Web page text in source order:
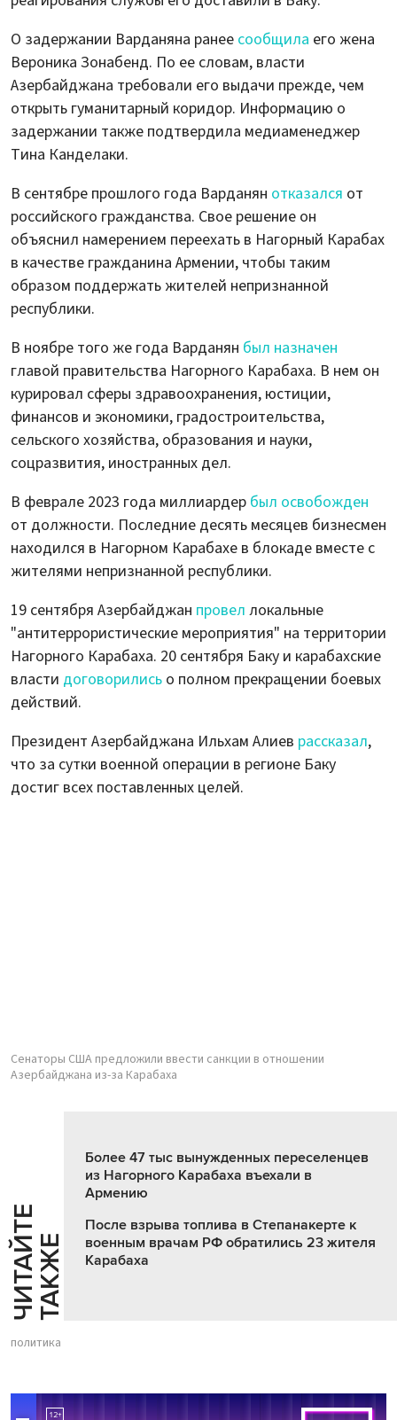
О задержании Варданяна ранее сообщила его жена
Вероника Зонабенд. По ее словам, власти
Азербайджана требовали его выдачи прежде, чем
открыть гуманитарный коридор. Информацию о
задержании также подтвердила медиаменеджер
Тина Канделаки.
В сентябре прошлого года Варданян отказался от
российского гражданства. Свое решение он
объяснил намерением переехать в Нагорный Карабах
в качестве гражданина Армении, чтобы таким
образом поддержать жителей непризнанной
республики.
В ноябре того же года Варданян был назначен
главой правительства Нагорного Карабаха. В нем он
курировал сферы здравоохранения, юстиции,
финансов и экономики, градостроительства,
сельского хозяйства, образования и науки,
соцразвития, иностранных дел.
В феврале 2023 года миллиардер был освобожден
от должности. Последние десять месяцев бизнесмен
находился в Нагорном Карабахе в блокаде вместе с
жителями непризнанной республики.
19 сентября Азербайджан провел локальные
"антитеррористические мероприятия" на территории
Нагорного Карабаха. 20 сентября Баку и карабахские
власти договорились о полном прекращении боевых
действий.
Президент Азербайджана Ильхам Алиев рассказал,
что за сутки военной операции в регионе Баку
достиг всех поставленных целей.
Сенаторы США предложили ввести санкции в отношении
Азербайджана из-за Карабаха
Ч
И
Т
АЙ
Т
Е
Т
А
К
ЖЕ
Более 47 тыс вынужденных переселенцев
из Нагорного Карабаха въехали в
Армению
После взрыва топлива в Степанакерте к
военным врачам РФ обратились 23 жителя
Карабаха
политика